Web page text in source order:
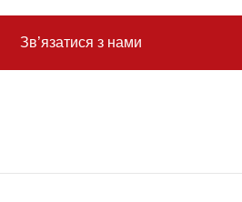
Зв’язатися з нами